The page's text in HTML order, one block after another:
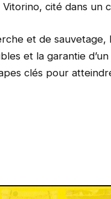
cité dans un
et de sauvetage,
et la garantie
clés pour